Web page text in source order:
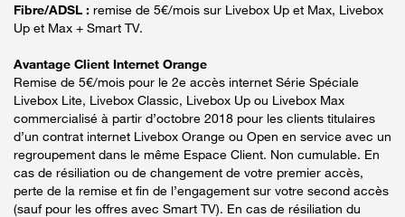
Fibre/ADSL : remise de 5€/mois sur Livebox Up et Max, Livebox
Up et Max + Smart TV.
Avantage Client Internet Orange
Remise de 5€/mois pour le 2e accès internet Série Spéciale
Livebox Lite, Livebox Classic, Livebox Up ou Livebox Max
commercialisé à partir d’octobre 2018 pour les clients titulaires
d’un contrat internet Livebox Orange ou Open en service avec un
regroupement dans le même Espace Client. Non cumulable. En
cas de résiliation ou de changement de votre premier accès,
perte de la remise et fin de l’engagement sur votre second accès
(sauf pour les offres avec Smart TV). En cas de résiliation du